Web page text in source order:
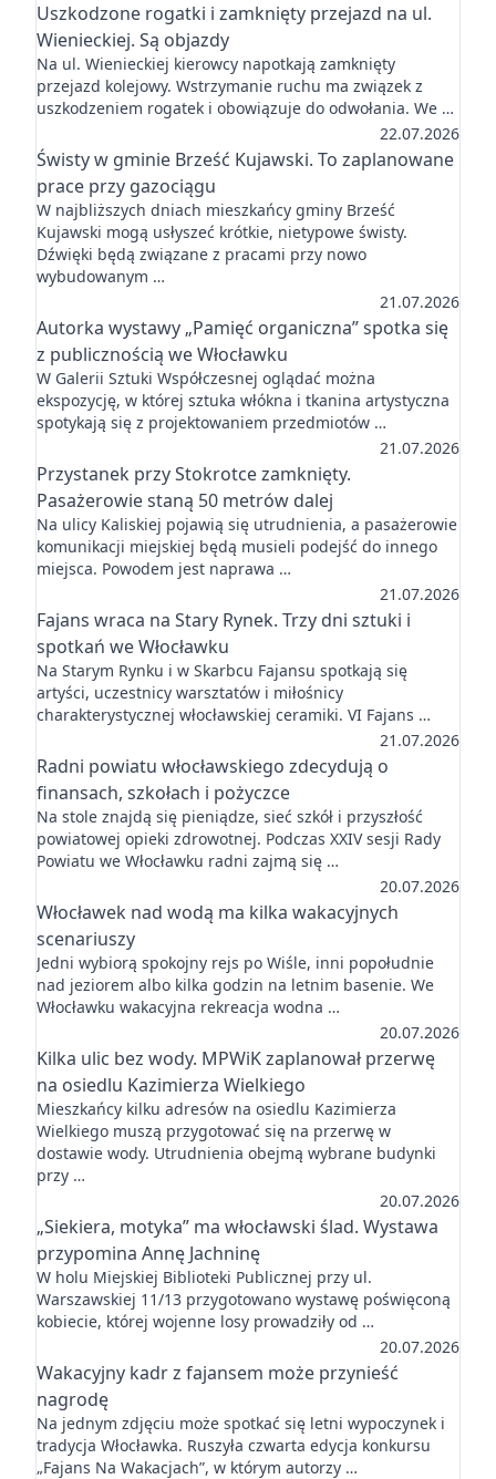
Uszkodzone rogatki i zamknięty przejazd na ul.
Wienieckiej. Są objazdy
Na ul. Wienieckiej kierowcy napotkają zamknięty
przejazd kolejowy. Wstrzymanie ruchu ma związek z
uszkodzeniem rogatek i obowiązuje do odwołania. We …
22.07.2026
Świsty w gminie Brześć Kujawski. To zaplanowane
prace przy gazociągu
W najbliższych dniach mieszkańcy gminy Brześć
Kujawski mogą usłyszeć krótkie, nietypowe świsty.
Dźwięki będą związane z pracami przy nowo
wybudowanym …
21.07.2026
Autorka wystawy „Pamięć organiczna” spotka się
z publicznością we Włocławku
W Galerii Sztuki Współczesnej oglądać można
ekspozycję, w której sztuka włókna i tkanina artystyczna
spotykają się z projektowaniem przedmiotów …
21.07.2026
Przystanek przy Stokrotce zamknięty.
Pasażerowie staną 50 metrów dalej
Na ulicy Kaliskiej pojawią się utrudnienia, a pasażerowie
komunikacji miejskiej będą musieli podejść do innego
miejsca. Powodem jest naprawa …
21.07.2026
Fajans wraca na Stary Rynek. Trzy dni sztuki i
spotkań we Włocławku
Na Starym Rynku i w Skarbcu Fajansu spotkają się
artyści, uczestnicy warsztatów i miłośnicy
charakterystycznej włocławskiej ceramiki. VI Fajans …
21.07.2026
Radni powiatu włocławskiego zdecydują o
finansach, szkołach i pożyczce
Na stole znajdą się pieniądze, sieć szkół i przyszłość
powiatowej opieki zdrowotnej. Podczas XXIV sesji Rady
Powiatu we Włocławku radni zajmą się …
20.07.2026
Włocławek nad wodą ma kilka wakacyjnych
scenariuszy
Jedni wybiorą spokojny rejs po Wiśle, inni popołudnie
nad jeziorem albo kilka godzin na letnim basenie. We
Włocławku wakacyjna rekreacja wodna …
20.07.2026
Kilka ulic bez wody. MPWiK zaplanował przerwę
na osiedlu Kazimierza Wielkiego
Mieszkańcy kilku adresów na osiedlu Kazimierza
Wielkiego muszą przygotować się na przerwę w
dostawie wody. Utrudnienia obejmą wybrane budynki
przy …
20.07.2026
„Siekiera, motyka” ma włocławski ślad. Wystawa
przypomina Annę Jachninę
W holu Miejskiej Biblioteki Publicznej przy ul.
Warszawskiej 11/13 przygotowano wystawę poświęconą
kobiecie, której wojenne losy prowadziły od …
20.07.2026
Wakacyjny kadr z fajansem może przynieść
nagrodę
Na jednym zdjęciu może spotkać się letni wypoczynek i
tradycja Włocławka. Ruszyła czwarta edycja konkursu
„Fajans Na Wakacjach”, w którym autorzy …